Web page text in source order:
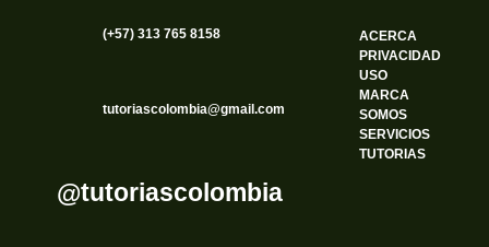
(+57) 313 765 8158
tutoriascolombia@gmail.com
@tutoriascolombia
ACERCA
PRIVACIDAD
USO
MARCA
SOMOS
SERVICIOS
TUTORIAS